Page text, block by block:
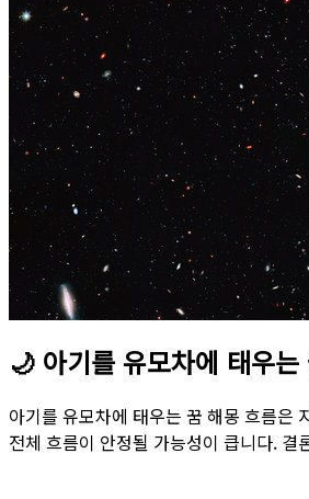
🌙 아기를 유모차에 태우
아기를 유모차에 태우는 꿈 해몽 흐름은
전체 흐름이 안정될 가능성이 큽니다.